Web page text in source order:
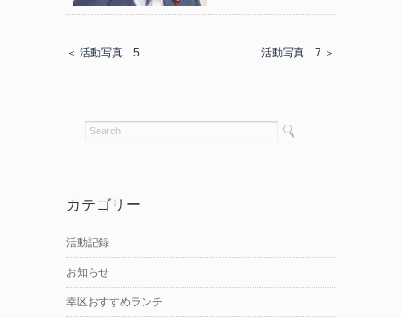
＜ 活動写真 5 活動写真 7 ＞
カテゴリー
活動記録
お知らせ
幸区おすすめランチ